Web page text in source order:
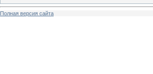
Полная версия сайта